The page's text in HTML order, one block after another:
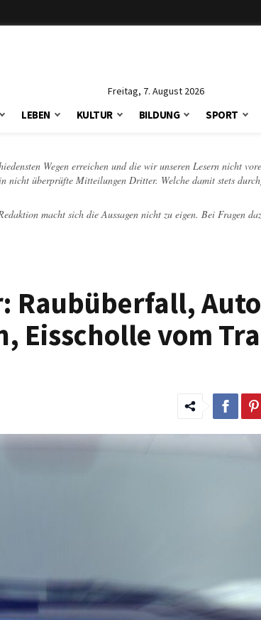
Freitag, 7. August 2026
LEBEN KULTUR BILDUNG SPORT
Wegen erreichen und die wir unseren Lesern nicht
überprüfte Mitteilungen Dritter. Welche damit stets
macht sich die Aussagen nicht zu eigen. Bei Fragen
Raubüberfall,
Eisscholle vom